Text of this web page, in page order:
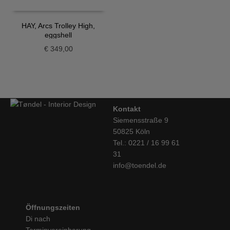
HAY, Arcs Trolley High,
eggshell
€349,00
Kontakt
Siemensstraße 9
50825 Köln
Tel.: 0221 / 16 99 61
31
info@toendel.de
Öffnungszeiten
Di nach